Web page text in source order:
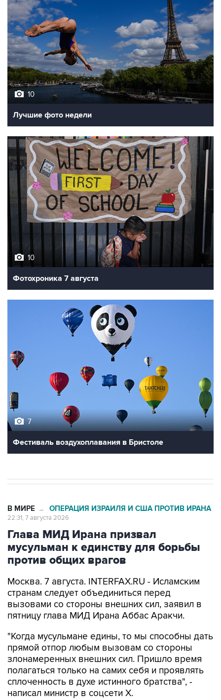
10
Лучшие фото недели
10
Фотохроника 7 августа
7
Фестиваль воздухоплавания в Бристоле
В МИРЕ → ОПЕРАЦИЯ ИЗРАИЛЯ И США ПРОТИВ ИРАНА
22:31, 7 августа 2026
Глава МИД Ирана призвал
мусульман к единству для борьбы
против общих врагов
Москва. 7 августа. INTERFAX.RU - Исламским
странам следует объединиться перед
вызовами со стороны внешних сил, заявил в
пятницу глава МИД Ирана Аббас Аракчи.
"Когда мусульмане едины, то мы способны дать
прямой отпор любым вызовам со стороны
злонамеренных внешних сил. Пришло время
полагаться только на самих себя и проявлять
сплоченность в духе истинного братства", -
написал министр в соцсети Х.